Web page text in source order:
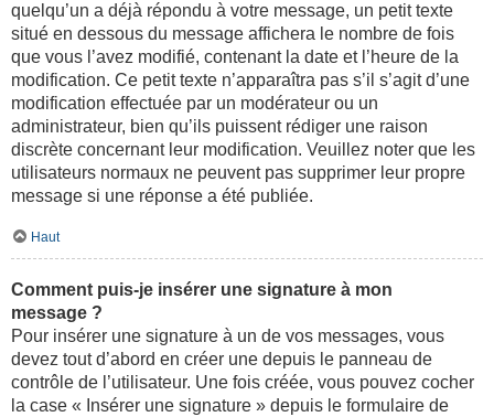
quelqu’un a déjà répondu à votre message, un petit texte
situé en dessous du message affichera le nombre de fois
que vous l’avez modifié, contenant la date et l’heure de la
modification. Ce petit texte n’apparaîtra pas s’il s’agit d’une
modification effectuée par un modérateur ou un
administrateur, bien qu’ils puissent rédiger une raison
discrète concernant leur modification. Veuillez noter que les
utilisateurs normaux ne peuvent pas supprimer leur propre
message si une réponse a été publiée.
Haut
Comment puis-je insérer une signature à mon
message ?
Pour insérer une signature à un de vos messages, vous
devez tout d’abord en créer une depuis le panneau de
contrôle de l’utilisateur. Une fois créée, vous pouvez cocher
la case « Insérer une signature » depuis le formulaire de